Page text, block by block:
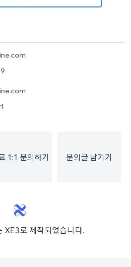
1:1 문의하기 문의글 남기기
XE3로 제작되었습니다.